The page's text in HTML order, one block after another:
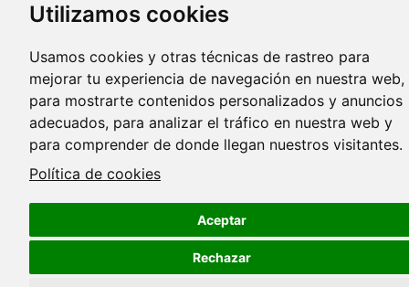
Utilizamos cookies
Usamos cookies y otras técnicas de rastreo para
mejorar tu experiencia de navegación en nuestra web,
para mostrarte contenidos personalizados y anuncios
adecuados, para analizar el tráfico en nuestra web y
para comprender de donde llegan nuestros visitantes.
Política de cookies
Aceptar
Rechazar
Copyright © 2026. Todos los derechos reservados.